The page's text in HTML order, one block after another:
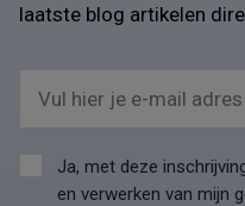
laatste blog artikelen
Vul hier je e-mail adres
Ja, met deze
en verwerken van mijn